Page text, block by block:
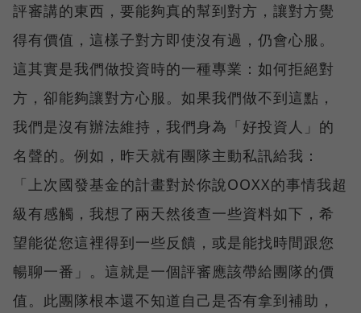
評審講的東西，要能夠真的幫到對方，讓對方覺
得有價值，這樣子對方即使沒有過，仍會心服。
這其實是我們做投資時的一種專業：如何拒絕對
方，卻能夠讓對方心服。如果我們做不到這點，
我們是沒有辦法維持，我們身為「好投資人」的
名聲的。例如，昨天就有團隊主動私訊給我：
「上次國發基金的計畫對於你說OOXX的事情我超
級有感觸，我想了兩天然後查一些資料如下，希
望能從您這裡得到一些反饋，或是能找時間跟您
暢聊一番」。這就是一個評審應該帶給團隊的價
值。此團隊根本還不知道自己是否有拿到補助，